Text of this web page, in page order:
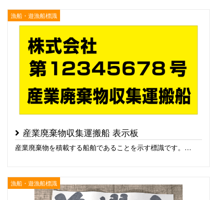
漁船・遊漁船標識
産業廃棄物収集運搬船 表示板
産業廃棄物を積載する船舶であることを示す標識です。…
漁船・遊漁船標識